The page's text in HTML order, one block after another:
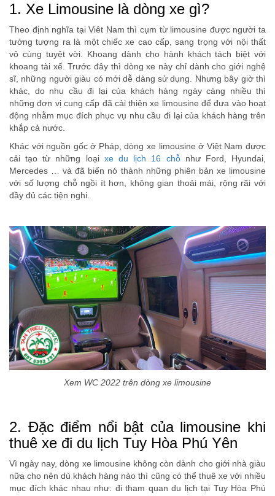
1. Xe Limousine là dòng xe gì?
Theo định nghĩa tại Viêt Nam thì cụm từ limousine được người ta
tưởng tượng ra là một chiếc xe cao cấp, sang trọng với nội thất
vô cùng tuyệt vời. Khoang dành cho hành khách tách biệt với
khoang tài xế. Trước đây thì dòng xe này chỉ dành cho giới nghệ
sĩ, những người giàu có mới dễ dàng sử dụng. Nhưng bây giờ thì
khác, do nhu cầu đi lại của khách hàng ngày càng nhiều thì
những đơn vị cung cấp đã cải thiện xe limousine để đưa vào hoạt
động nhằm mục đích phục vụ nhu cầu đi lại của khách hàng trên
khắp cả nước.
Khác với nguồn gốc ở Pháp, dòng xe limousine ở Việt Nam được
cải tạo từ những loại xe du lịch 16 chỗnhư Ford, Hyundai,
Mercedes … và đã biến nó thành những phiên bản xe limousine
với số lượng chỗ ngồi ít hơn, không gian thoải mái, rộng rãi với
đầy đủ các tiện nghi.
Xem WC 2022 trên dòng xe limousine
2. Đặc điểm nổi bật của limousine khi
thuê xe đi du lịch Tuy Hòa Phú Yên
Vì ngày nay, dòng xe limousine không còn dành cho giới nhà giàu
nữa cho nên dù khách hàng nào thì cũng có thể thuê xe với nhiều
mục đích khác nhau như: đi tham quan du lịch tại Tuy Hòa Phú